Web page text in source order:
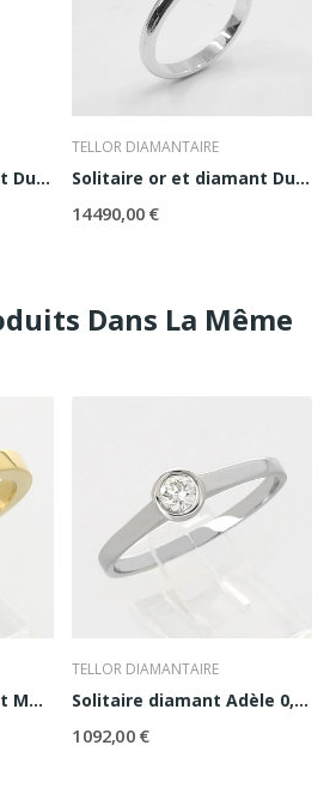
Solitaire or et diamant Duchesse
TELLOR DIAMANTAIRE
Solitaire or et diamant Duchesse 1ct
14 490,00 €
Dans La Même
Solitaire or et diamant Maria
TELLOR DIAMANTAIRE
Solitaire diamant Adèle 0,20 ct
1 092,00 €